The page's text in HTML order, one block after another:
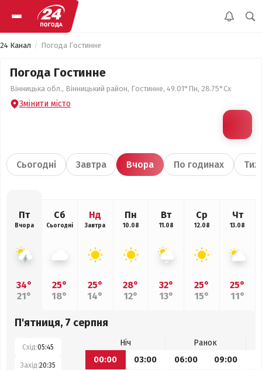
24 Канал Погода Гостинне
Погода Гостинне
Вінницька обл., Вінницький район, Гостинне, 49.01°Пн, 28.75°Сх
Змінити місто
Сьогодні Завтра Вчора По годинах
Пт
Вчора
34°
21°
Сб
Сьогодні
25°
18°
Нд
Завтра
25°
14°
Пн
10.08
28°
12°
Вт
11.08
32°
13°
Ср
12.08
25°
15°
Чт
13.08
25°
11°
П'ятниця, 7 серпня
Схід:05:45
Захід:20:35
Ніч
Ранок
00:00
03:00 06:00 09:00